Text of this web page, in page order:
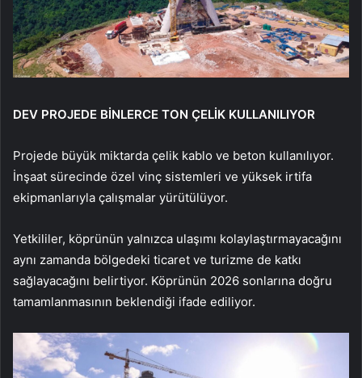
DEV PROJEDE BİNLERCE TON ÇELİK KULLANILIYOR
Projede büyük miktarda çelik kablo ve beton kullanılıyor.
İnşaat sürecinde özel vinç sistemleri ve yüksek irtifa
ekipmanlarıyla çalışmalar yürütülüyor.
Yetkililer, köprünün yalnızca ulaşımı kolaylaştırmayacağını
aynı zamanda bölgedeki ticaret ve turizme de katkı
sağlayacağını belirtiyor. Köprünün 2026 sonlarına doğru
tamamlanmasının beklendiği ifade ediliyor.